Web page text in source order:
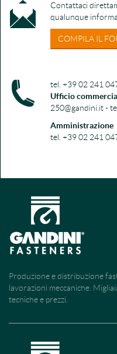
Contattaci
qualunque
COMPILA IL
tel. +39 02 241
Ufficio
250@gandini.it -
Amministrazione
tel. +39 02 241
Produzione e distribuzione
lavorazioni meccaniche.
tecniche e prezzi.